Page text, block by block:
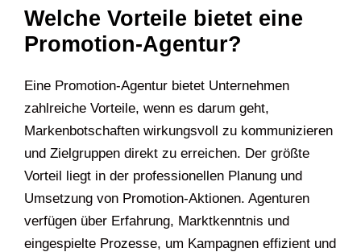
Welche Vorteile bietet eine
Promotion-Agentur?
Eine Promotion-Agentur bietet Unternehmen
zahlreiche Vorteile, wenn es darum geht,
Markenbotschaften wirkungsvoll zu kommunizieren
und Zielgruppen direkt zu erreichen. Der größte
Vorteil liegt in der professionellen Planung und
Umsetzung von Promotion-Aktionen. Agenturen
verfügen über Erfahrung, Marktkenntnis und
eingespielte Prozesse, um Kampagnen effizient und